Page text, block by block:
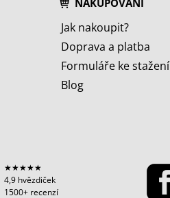
Jak nakoupit?
Doprava a platba
Formuláře ke stažení
Blog
★★★★★
4,9 hvězdiček
1500+ recenzí